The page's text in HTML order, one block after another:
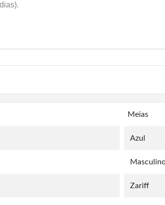
Meias
Azul
Zariff